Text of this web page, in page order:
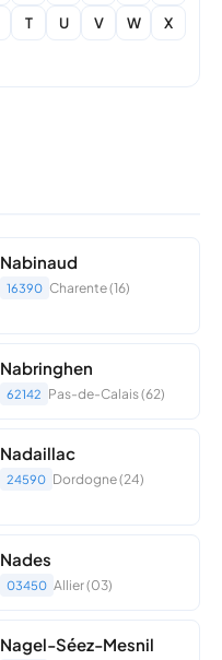
T U V W
X
Nabinaud
16390 Charente (16)
Nabringhen
62142 Pas-de-Calais (62)
Nadaillac
24590 Dordogne (24)
Nades
03450 Allier (03)
Nagel-Séez-Mesnil